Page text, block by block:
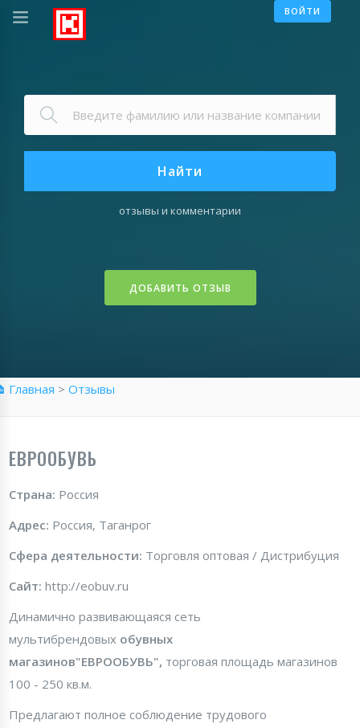
ВОЙТИ
Найти
отзывы и комментарии
ДОБАВИТЬ ОТЗЫВ
Главная > Отзывы
ЕВРООБУВЬ
Страна: Россия
Адрес: Россия, Таганрог
Сфера деятельности: Торговля оптовая / Дистрибуция
Сайт: http://eobuv.ru
Динамично развивающаяся сеть
мультибрендовых обувных
магазинов"ЕВРООБУВЬ", торговая площадь магазинов
100 - 250 кв.м.
Предлагают полное соблюдение трудового